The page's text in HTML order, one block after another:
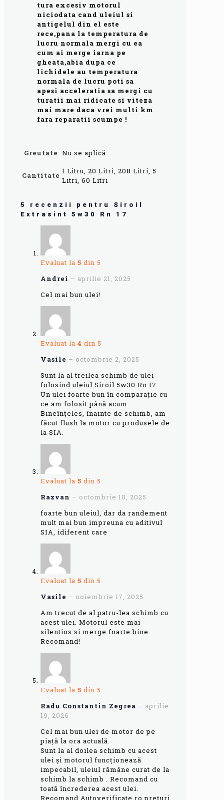
tura excesiv motorul
niciodata cand uleiul si
antigelul din el este
rece,pana la temperatura de
lucru normala mergi cu ea
cum ai merge iarna pe
gheata,abia dupa ce
lichidele au temperatura
normala de lucru poti sa
apesi acceleratia sa mergi cu
turatii mai ridicate si viteza
mai mare daca vrei multi km
fara reparatii scumpe !
Greutate Nu se aplică
Cantitate 1 Litru, 20 Litri, 208 Litri, 5
Litri, 60 Litri
5 recenzii pentru Siroil
Extrasint 5w30 Rn 17
Evaluat la 5 din 5
Andrei – aprilie 21, 2025
Cel mai bun ulei!
Evaluat la 4 din 5
Vasile – octombrie 2, 2025
Sunt la al treilea schimb de ulei
folosind uleiul Siroil 5w30 Rn 17.
Un ulei foarte bun în comparație cu
ce am folosit până acum.
Bineînțeles, înainte de schimb, am
făcut flush la motor cu produsele de
la SIA.
Evaluat la 5 din 5
Razvan – octombrie 10, 2025
foarte bun uleiul, dar da randement
mult mai bun impreuna cu aditivul
SIA, idiferent care
Evaluat la 5 din 5
Vasile – noiembrie 17, 2025
Am trecut de al patru-lea schimb cu
acest ulei. Motorul este mai
silentios si merge foarte bine.
Recomand!
Evaluat la 5 din 5
Radu Constantin Zegrea – aprilie
19, 2026
Cel mai bun ulei de motor de pe
piață la ora actuală.
Sunt la al doilea schimb cu acest
ulei și motorul funcționează
impecabil, uleiul rămâne curat de la
schimb la schimb . Recomand cu
toată încrederea acest ulei.
Recomand Autoverificate.ro prețuri